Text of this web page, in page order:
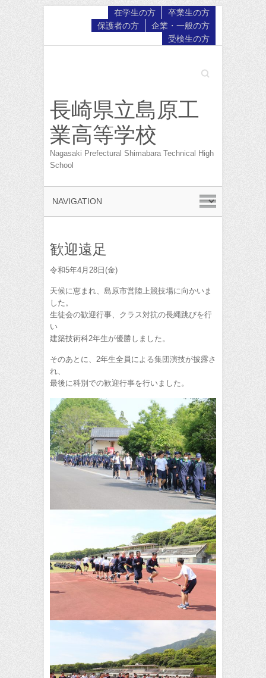
卒業生の方
在学生の方
企業・一般の方
保護者の方
受検生の方
Search
長崎県立島原工
業高等学校
Nagasaki Prefectural Shimabara Technical High
School
歓迎遠足
令和5年4月28日(金)
天候に恵まれ、島原市営陸上競技場に向かいま
した。
生徒会の歓迎行事、クラス対抗の長縄跳びを行
い
建築技術科2年生が優勝しました。
そのあとに、2年生全員による集団演技が披露さ
れ、
最後に科別での歓迎行事を行いました。